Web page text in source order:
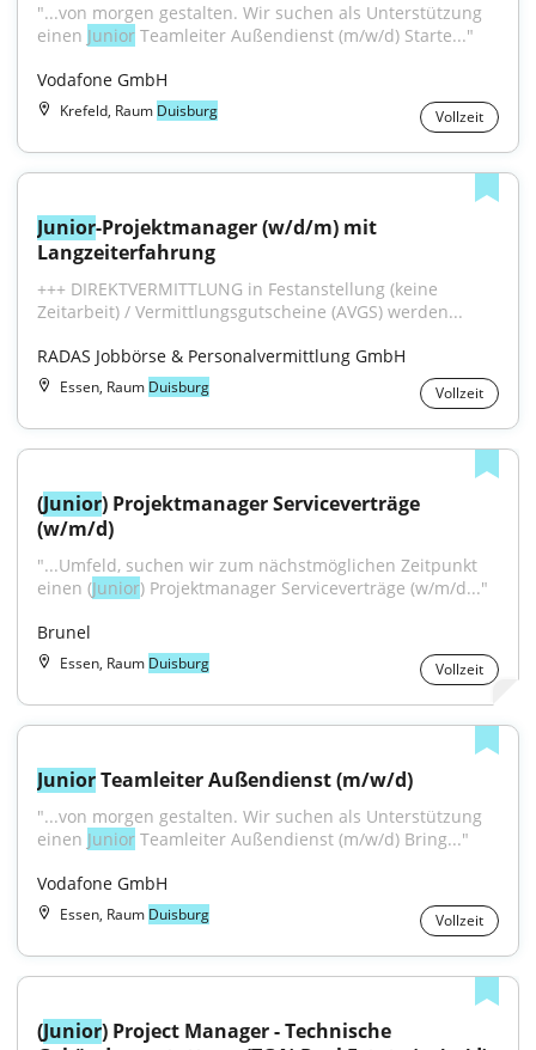
"...von mor­gen ge­stal­ten. Wir su­chen als Un­ter­stüt­zung
ei­nen Junior Teamleiter Außendienst (m/w/d) Starte..."
Vodafone GmbH
Krefeld, Raum Duisburg Vollzeit
Junior-Projektmanager (w/d/m) mit
Langzeiterfahrung
+++ DIREKTVERMITTLUNG in Festanstellung (keine
Zeitarbeit) / Vermittlungsgutscheine (AVGS) werden...
RADAS Jobbörse & Personalvermittlung GmbH
Essen, Raum Duisburg Vollzeit
(Junior) Projektmanager Serviceverträge
(w/m/d)
"...Umfeld, suchen wir zum nächstmöglichen Zeitpunkt
einen (Junior) Projektmanager Serviceverträge (w/m/d..."
Brunel
Essen, Raum Duisburg Vollzeit
Junior Teamleiter Außendienst (m/w/d)
"...von morgen gestalten. Wir suchen als Unterstützung
einen Junior Teamleiter Außendienst (m/w/d) Bring..."
Vodafone GmbH
Essen, Raum Duisburg Vollzeit
(Junior) Project Manager - Technische